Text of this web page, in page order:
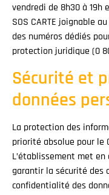
vendredi de 8h30 à 19h
SOS CARTE joignable
des numéros dédiés
protection juridique (0
Sécurité et
données
La protection des
priorité absolue pour le
L’établissement met
garantir la sécurité des
confidentialité des